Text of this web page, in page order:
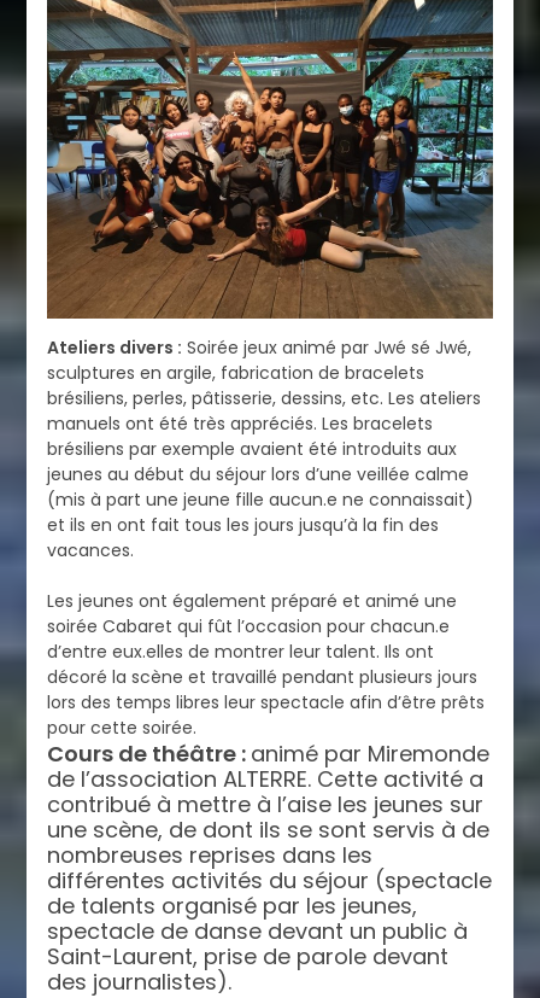
Ateliers divers : Soirée jeux animé par Jwé sé Jwé,
sculptures en argile, fabrication de bracelets
brésiliens, perles, pâtisserie, dessins, etc. Les ateliers
manuels ont été très appréciés. Les bracelets
brésiliens par exemple avaient été introduits aux
jeunes au début du séjour lors d’une veillée calme
(mis à part une jeune fille aucun.e ne connaissait)
et ils en ont fait tous les jours jusqu’à la fin des
vacances.
Les jeunes ont également préparé et animé une
soirée Cabaret qui fût l’occasion pour chacun.e
d’entre eux.elles de montrer leur talent. Ils ont
décoré la scène et travaillé pendant plusieurs jours
lors des temps libres leur spectacle afin d’être prêts
pour cette soirée.
Cours de théâtre : animé par Miremonde
de l’association ALTERRE. Cette activité a
contribué à mettre à l’aise les jeunes sur
une scène, de dont ils se sont servis à de
nombreuses reprises dans les
différentes activités du séjour (spectacle
de talents organisé par les jeunes,
spectacle de danse devant un public à
Saint-Laurent, prise de parole devant
des journalistes).